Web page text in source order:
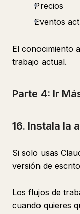
Precios
Eventos
El conocimiento
trabajo actual.
Parte 4: Ir
16. Instala la
Si solo usas
versión de
Los flujos de
cuando quieres